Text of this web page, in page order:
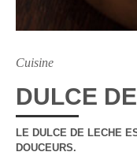
Cuisine
DULCE
LE DULCE DE LECHE
DOUCEURS.